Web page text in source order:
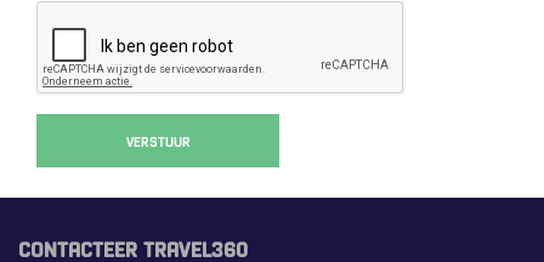
VERSTUUR
CONTACTEER TRAVEL360